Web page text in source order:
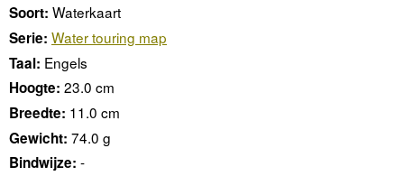
Soort: Waterkaart
Serie: Water touring map
Taal: Engels
Hoogte: 23.0 cm
Breedte: 11.0 cm
Gewicht: 74.0 g
Bindwijze: -